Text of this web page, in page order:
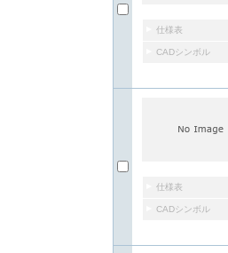
仕様表
CADシンボル
仕様表
CADシンボル